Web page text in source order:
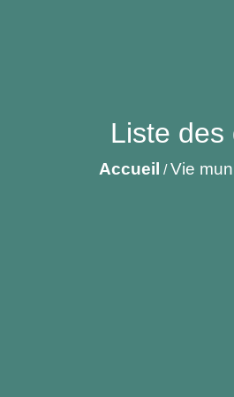
Liste des
Accueil /Vie